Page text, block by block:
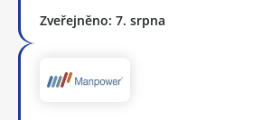
Zveřejněno: 7. srpna